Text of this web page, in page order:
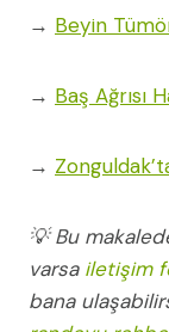
→ Beyin
→ Baş Ağrısı
→
💡 Bu
varsa iletişim
bana